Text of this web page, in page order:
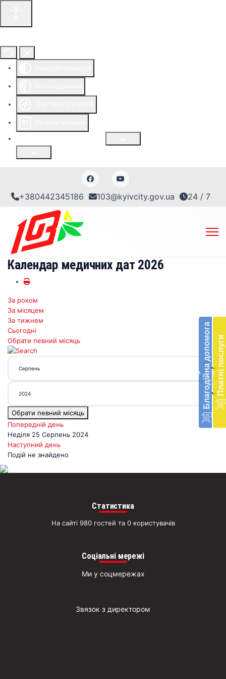
+380442345186 103@kyivcity.gov.ua 24 / 7
‹ Благодійна допомогав
‹ Платні послуги
Календар медичних дат 2026
За роком
За місяцем
За тижнем
Сьогодні
Обрати певний місяць
Обрати певний місяць
Попередній день
Неділя 25 Серпень 2024
Наступний день
Подій не знайдено
Статистика
На сайті 980 гостей та 0 користувачів
Соціальні мережі
Ми у соцмережах
Звязок з директором